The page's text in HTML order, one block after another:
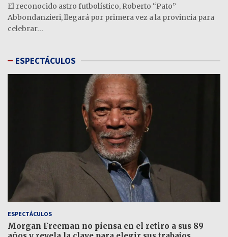
El reconocido astro futbolístico, Roberto “Pato”
Abbondanzieri, llegará por primera vez a la provincia para
celebrar…
ESPECTÁCULOS
ESPECTÁCULOS
Morgan Freeman no piensa en el retiro a sus 89